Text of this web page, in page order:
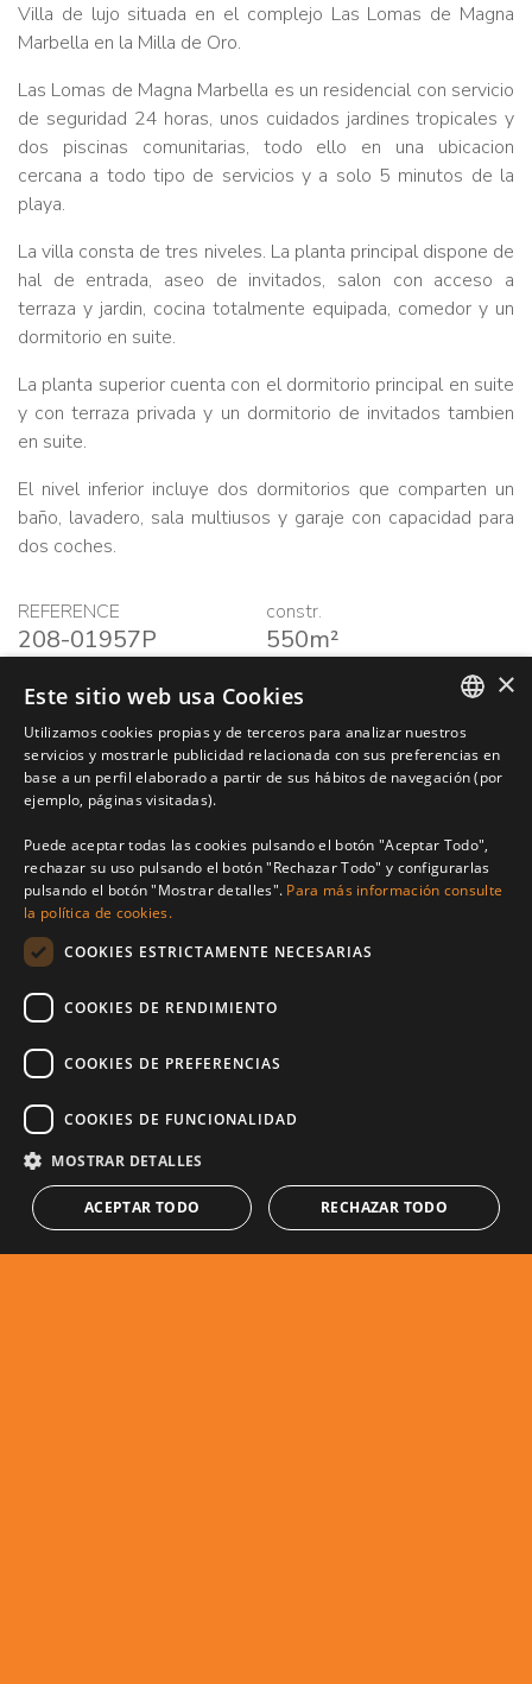
Villa de lujo situada en el complejo Las Lomas de Magna
Marbella en la Milla de Oro.
Las Lomas de Magna Marbella es un residencial con servicio
de seguridad 24 horas, unos cuidados jardines tropicales y
dos piscinas comunitarias, todo ello en una ubicacion
cercana a todo tipo de servicios y a solo 5 minutos de la
playa.
La villa consta de tres niveles. La planta principal dispone de
hal de entrada, aseo de invitados, salon con acceso a
terraza y jardin, cocina totalmente equipada, comedor y un
dormitorio en suite.
La planta superior cuenta con el dormitorio principal en suite
y con terraza privada y un dormitorio de invitados tambien
en suite.
El nivel inferior incluye dos dormitorios que comparten un
baño, lavadero, sala multiusos y garaje con capacidad para
dos coches.
REFERENCE
208-01957P
5
baños
4
constr.
550m²
550m²
Galería
Imprimir PDF Compartir
Notas
ENGLISH
FRENCH
×
Este sitio web usa Cookies
Utilizamos cookies propias y de terceros para analizar nuestros
servicios y mostrarle publicidad relacionada con sus preferencias en
base a un perfil elaborado a partir de sus hábitos de navegación (por
ejemplo, páginas visitadas).
Puede aceptar todas las cookies pulsando el botón "Aceptar Todo",
rechazar su uso pulsando el botón "Rechazar Todo" y configurarlas
pulsando el botón "Mostrar detalles". Para más información consulte
la política de cookies.
COOKIES ESTRICTAMENTE NECESARIAS
COOKIES DE RENDIMIENTO
COOKIES DE PREFERENCIAS
COOKIES DE FUNCIONALIDAD
MOSTRAR DETALLES
ACEPTAR TODO RECHAZAR TODO